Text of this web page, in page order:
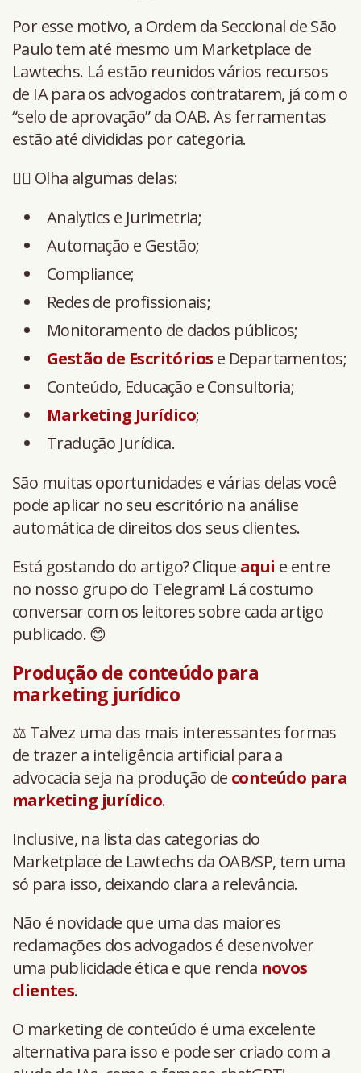
Por esse motivo, a Ordem da Seccional de São
Paulo tem até mesmo um Marketplace de
Lawtechs. Lá estão reunidos vários recursos
de IA para os advogados contratarem, já com o
“selo de aprovação” da OAB. As ferramentas
estão até divididas por categoria.
👉🏻 Olha algumas delas:
Analytics e Jurimetria;
Automação e Gestão;
Compliance;
Redes de profissionais;
Monitoramento de dados públicos;
Gestão de Escritórios e Departamentos;
Conteúdo, Educação e Consultoria;
Marketing Jurídico;
Tradução Jurídica.
São muitas oportunidades e várias delas você
pode aplicar no seu escritório na análise
automática de direitos dos seus clientes.
Está gostando do artigo? Clique aqui e entre
no nosso grupo do Telegram! Lá costumo
conversar com os leitores sobre cada artigo
publicado. 😊
Produção de conteúdo para
marketing jurídico
⚖️ Talvez uma das mais interessantes formas
de trazer a inteligência artificial para a
advocacia seja na produção de conteúdo para
marketing jurídico.
Inclusive, na lista das categorias do
Marketplace de Lawtechs da OAB/SP, tem uma
só para isso, deixando clara a relevância.
Não é novidade que uma das maiores
reclamações dos advogados é desenvolver
uma publicidade ética e que renda novos
clientes.
O marketing de conteúdo é uma excelente
alternativa para isso e pode ser criado com a